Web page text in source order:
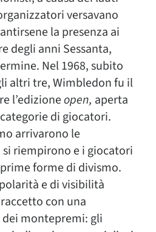
versavano
la presenza ai
degli anni Sessanta,
Nel 1968, subito
altri tre, Wimbledon fu il
l’edizioneopen, aperta
di giocatori.
arrivarono le
riempirono e i giocatori
forme di divismo.
e di visibilità
con una
montepremi: gli